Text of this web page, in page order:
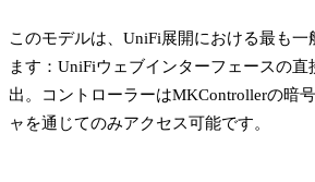
このモデルは、UniFi展開における最も一
ます：UniFiウェブインターフェースの
出。コントローラーはMKControllerの暗
ャを通じてのみアクセス可能です。